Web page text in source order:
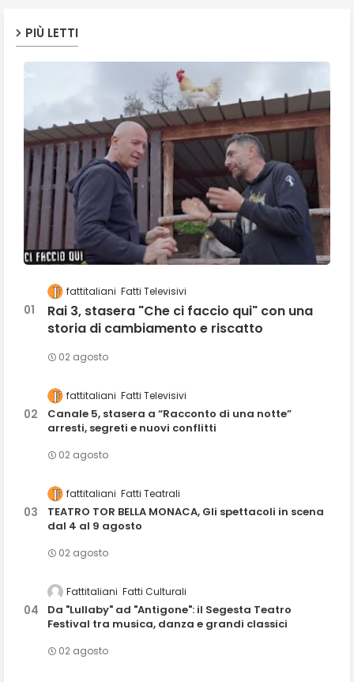
PIÙ LETTI
fattitaliani Fatti Televisivi
Rai 3, stasera "Che ci faccio qui" con una
storia di cambiamento e riscatto
02 agosto
fattitaliani Fatti Televisivi
Canale 5, stasera a “Racconto di una notte”
arresti, segreti e nuovi conflitti
02 agosto
fattitaliani Fatti Teatrali
TEATRO TOR BELLA MONACA, Gli spettacoli in scena
dal 4 al 9 agosto
02 agosto
Fattitaliani Fatti Culturali
Da "Lullaby" ad "Antigone": il Segesta Teatro
Festival tra musica, danza e grandi classici
02 agosto